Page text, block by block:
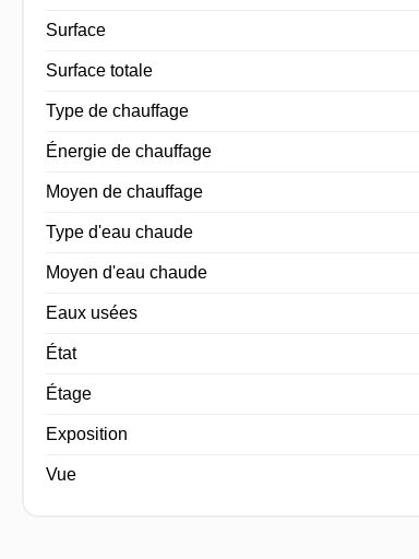
Surface
Surface totale
Type de chauffage
Énergie de chauffage
Moyen de chauffage
Type d'eau chaude
Moyen d'eau chaude
Eaux usées
État
Étage
Exposition
Vue